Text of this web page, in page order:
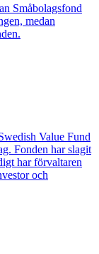
Småbolagsfond
medan
Value Fund
Fonden har slagit
har förvaltaren
och